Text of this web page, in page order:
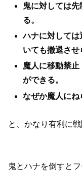
鬼に対しては
る。
ハナに対して
いても撤退させ
魔人に移動禁
ができる。
なぜか魔人にね
と、かなり有利に
鬼とハナを倒すと